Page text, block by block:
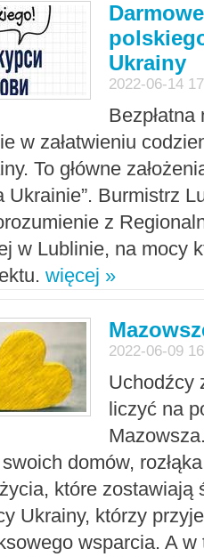
Ukrainy
2022-06-14
w załatwieniu
To główne
Ukrainie”. Burmistrz
z
w Lublinie, na mocy
więcej »
2022-06-09
Uchodźcy
liczyć na
domów,
które zostawiają
Ukrainy, którzy
wsparcia. A w